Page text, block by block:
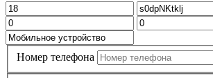
Номер телефона